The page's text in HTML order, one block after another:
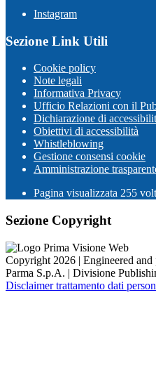
Instagram
Sezione Link Utili
Cookie policy
Note legali
Informativa Privacy
Ufficio Relazioni con il
Dichiarazione di
Obiettivi di accessibilità
Whistleblowing
Gestione consensi cookie
Amministrazione
Pagina visualizzata 255
Sezione Copyright
Copyright 2026 | Engineered
Parma S.p.A. | Divisione
Disclaimer trattamento dati